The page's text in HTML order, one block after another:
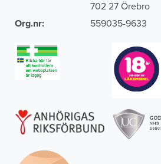
702 27 Örebro
Org.nr:
559035-9633